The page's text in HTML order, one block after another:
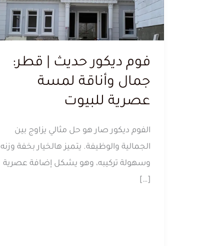
فوم ديكور حديث | قطر:
جمال وأناقة لمسة
عصرية للبيوت
الفوم ديكور صار هو حل مثالي يزاوج بين
الجمالية والوظيفة. يتميز هالخيار بخفة وزنه
وسهولة تركيبه، وهو يشكل إضافة عصرية
[…]